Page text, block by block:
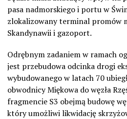
pasa nadmorskiego i portu w
zlokalizowany terminal promów
Skandynawii i gazoport.
Odrębnym zadaniem w ramach
jest przebudowa odcinka drogi
wybudowanego w latach 70
obwodnicy Miękowa do węzła
fragmencie S3 obejmą budowę
który umożliwi likwidację